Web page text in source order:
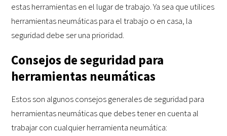
estas herramientas en el lugar de trabajo. Ya sea que utilices
herramientas neumáticas para el trabajo o en casa, la
seguridad debe ser una prioridad.
Consejos de seguridad para
herramientas neumáticas
Estos son algunos consejos generales de seguridad para
herramientas neumáticas que debes tener en cuenta al
trabajar con cualquier herramienta neumática: